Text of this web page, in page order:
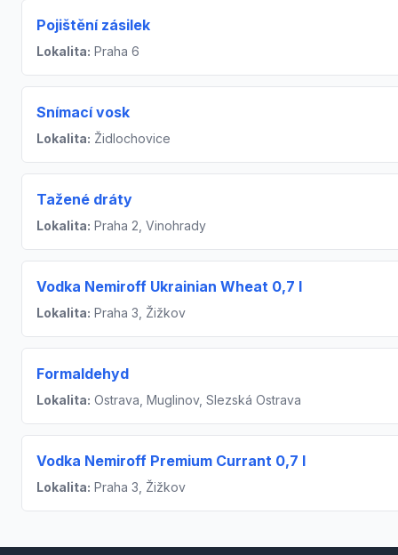
Pojištění zásilek
Lokalita: Praha 6
Snímací vosk
Lokalita: Židlochovice
Tažené dráty
Lokalita: Praha 2, Vinohrady
Vodka Nemiroff Ukrainian Wheat 0,7 l
Lokalita: Praha 3, Žižkov
Formaldehyd
Lokalita: Ostrava, Muglinov, Slezská Ostrava
Vodka Nemiroff Premium Currant 0,7 l
Lokalita: Praha 3, Žižkov